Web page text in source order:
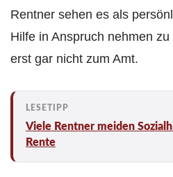
Rentner sehen es als
Hilfe in Anspruch nehmen
erst gar nicht zum Amt.
Viele Rentner meiden
Rente